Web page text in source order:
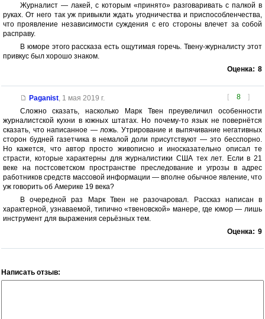
Журналист — лакей, с которым «принято» разговаривать с палкой в
руках. От него так уж привыкли ждать угодничества и приспособленчества,
что проявление независимости суждения с его стороны влечет за собой
расправу.
В юморе этого рассказа есть ощутимая горечь. Твену-журналисту этот
привкус был хорошо знаком.
Оценка: 8
[ 8 ]
Paganist, 1 мая 2019 г.
Сложно сказать, насколько Марк Твен преувеличил особенности
журналистской кухни в южных штатах. Но почему-то язык не повернётся
сказать, что написанное — ложь. Утрирование и выпячивание негативных
сторон будней газетчика в немалой доли присутствуют — это бесспорно.
Но кажется, что автор просто живописно и иносказательно описал те
страсти, которые характерны для журналистики США тех лет. Если в 21
веке на постсоветском пространстве преследование и угрозы в адрес
работников средств массовой информации — вполне обычное явление, что
уж говорить об Америке 19 века?
В очередной раз Марк Твен не разочаровал. Рассказ написан в
характерной, узнаваемой, типично «твеновской» манере, где юмор — лишь
инструмент для выражения серьёзных тем.
Оценка: 9
Написать отзыв: